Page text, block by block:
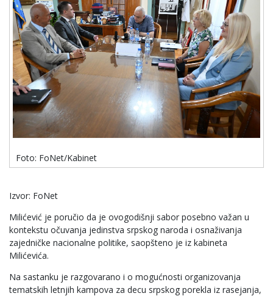
Foto: FoNet/Kabinet
Izvor: FoNet
Milićević je poručio da je ovogodišnji sabor posebno važan u
kontekstu očuvanja jedinstva srpskog naroda i osnaživanja
zajedničke nacionalne politike, saopšteno je iz kabineta
Milićevića.
Na sastanku je razgovarano i o mogućnosti organizovanja
tematskih letnjih kampova za decu srpskog porekla iz rasejanja,